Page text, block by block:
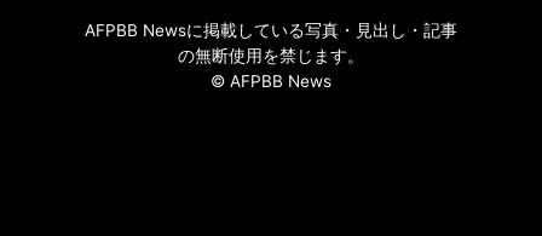
AFPBB Newsに掲載している写真・見出し・記事
の無断使用を禁じます。
© AFPBB News